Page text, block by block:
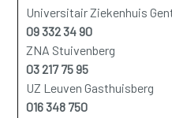
Universitair Ziekenhuis
09 332 34 90
ZNA Stuivenberg
03 217 75 95
UZ Leuven Gasthuisberg
016 348 750